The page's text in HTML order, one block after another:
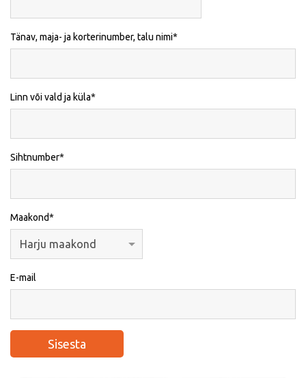
Tänav, maja- ja korterinumber, talu nimi
Linn või vald ja küla
Sihtnumber
Maakond
E-mail